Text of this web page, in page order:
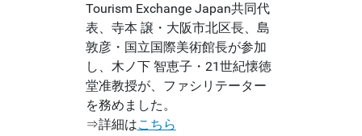
Tourism Exchange Japan共同代
表、寺本 譲・大阪市北区長、島
敦彦・国立国際美術館長が参加
し、木ノ下 智恵子・21世紀懐徳
堂准教授が、ファシリテーター
を務めました。
⇒詳細はこちら